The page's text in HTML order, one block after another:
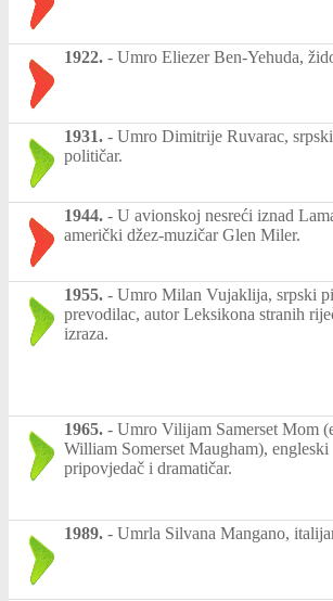
1922. - Umro Eliezer Ben-Yehuda,
1931. - Umro Dimitrije Ruvarac,
političar.
1944. - U avionskoj nesreći iznad
američki džez-muzičar Glen Miler.
1955. - Umro Milan Vujaklija, srpski
prevodilac, autor Leksikona stranih
izraza.
1965. - Umro Vilijam Samerset Mom
William Somerset Maugham), engleski
pripovjedač i dramatičar.
1989. - Umrla Silvana Mangano,